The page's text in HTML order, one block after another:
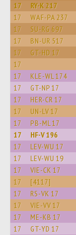
17 RY-K 217
17 WAF-PA 237
17 SU-RG 697
17 BN-UR 517
17 GT-HD 17
17
17 KLE-WL 174
17 GT-NP 17
17 HER-CR 17
17 UN-LV 17
17 PB-ML 17
17 HF-V 196
17 LEV-WU 17
17 LEV-WU 19
17 VIE-CK 17
17 [4117]
17 RS-VK 17
17 VIE-VV 17
17 ME-KB 17
17 GT-YD 17